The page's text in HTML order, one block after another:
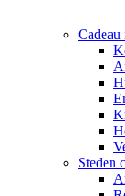
Cadeau
Steden